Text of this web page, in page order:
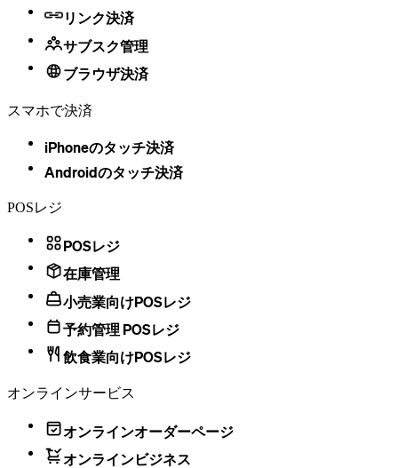
リンク決済
サブスク管理
ブラウザ決済
スマホで決済
iPhoneのタッチ決済
Androidのタッチ決済
POSレジ
POSレジ
在庫管理
小売業向けPOSレジ
予約管理 POSレジ
飲食業向けPOSレジ
オンラインサービス
オンラインオーダーページ
オンラインビジネス